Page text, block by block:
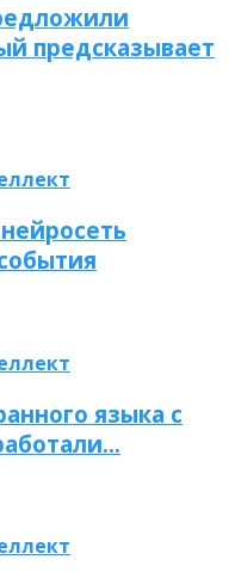
предсказывает
языка с